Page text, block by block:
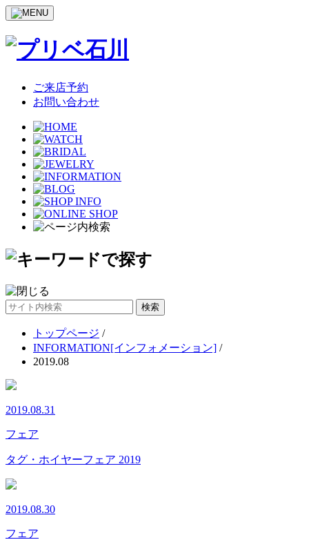
ご来店予約
お問い合わせ
サ
索
トップページ /
INFORMATION[インフォメーション] /
2019.08
2019.08.31
フェア
タグ・ホイヤーフェア 2019
2019.08.30
フェア